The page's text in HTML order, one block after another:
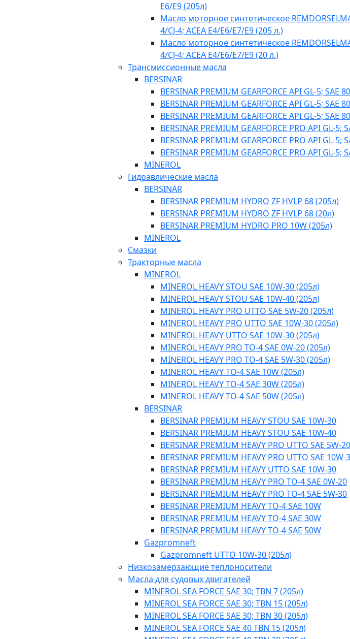
E6/E9 (205л)
Масло моторное синтетическое
4/CJ-4; ACEA E4/Е6/E7/E9 (205 л.)
Масло моторное синтетическое
4/CJ-4; ACEA E4/Е6/E7/E9 (20 л.)
Трансмиссионные масла
BERSINAR
BERSINAR PREMIUM GEARFORCE API GL-5; SAE
BERSINAR PREMIUM GEARFORCE API GL-5; SAE
BERSINAR PREMIUM GEARFORCE API GL-5; SAE
BERSINAR PREMIUM GEARFORCE PRO API GL-5;
BERSINAR PREMIUM GEARFORCE PRO API GL-5;
BERSINAR PREMIUM GEARFORCE PRO API GL-5;
MINEROL
Гидравлические масла
BERSINAR
BERSINAR PREMIUM HYDRO ZF HVLP 68 (205л)
BERSINAR PREMIUM HYDRO ZF HVLP 68 (20л)
BERSINAR PREMIUM HYDRO PRO 10W (205л)
MINEROL
Смазки
Тракторные масла
MINEROL
MINEROL HEAVY STOU SAE 10W-30 (205л)
MINEROL HEAVY STOU SAE 10W-40 (205л)
MINEROL HEAVY PRO UTTO SAE 5W-20 (205л)
MINEROL HEAVY PRO UTTO SAE 10W-30 (205л)
MINEROL HEAVY UTTO SAE 10W-30 (205л)
MINEROL HEAVY PRO TO-4 SAE 0W-20 (205л)
MINEROL HEAVY PRO TO-4 SAE 5W-30 (205л)
MINEROL HEAVY TO-4 SAE 10W (205л)
MINEROL HEAVY TO-4 SAE 30W (205л)
MINEROL HEAVY TO-4 SAE 50W (205л)
BERSINAR
BERSINAR PREMIUM HEAVY STOU SAE 10W-30
BERSINAR PREMIUM HEAVY STOU SAE 10W-40
BERSINAR PREMIUM HEAVY PRO UTTO SAE 5W-20
BERSINAR PREMIUM HEAVY PRO UTTO SAE 10W-
BERSINAR PREMIUM HEAVY UTTO SAE 10W-30
BERSINAR PREMIUM HEAVY PRO TO-4 SAE 0W-20
BERSINAR PREMIUM HEAVY PRO TO-4 SAE 5W-30
BERSINAR PREMIUM HEAVY TO-4 SAE 10W
BERSINAR PREMIUM HEAVY TO-4 SAE 30W
BERSINAR PREMIUM HEAVY TO-4 SAE 50W
Gazpromneft
Gazpromneft UTTO 10W-30 (205л)
Низкозамерзающие теплоносители
Масла для судовых двигателей
MINEROL SEA FORCE SAE 30; TBN 7 (205л)
MINEROL SEA FORCE SAE 30; TBN 15 (205л)
MINEROL SEA FORCE SAE 30; TBN 30 (205л)
MINEROL SEA FORCE SAE 40 TBN 15 (205л)